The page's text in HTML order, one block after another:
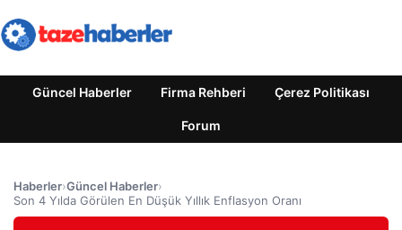
Güncel Haberler Firma Rehberi Çerez Politikası
Forum
Haberler›Güncel Haberler›
Son 4 Yılda Görülen En Düşük Yıllık Enflasyon Oranı